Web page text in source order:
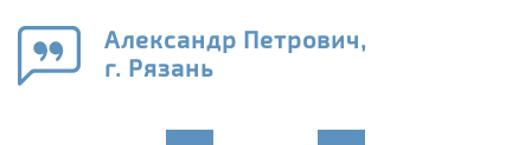
Александр Петрович,
г. Рязань